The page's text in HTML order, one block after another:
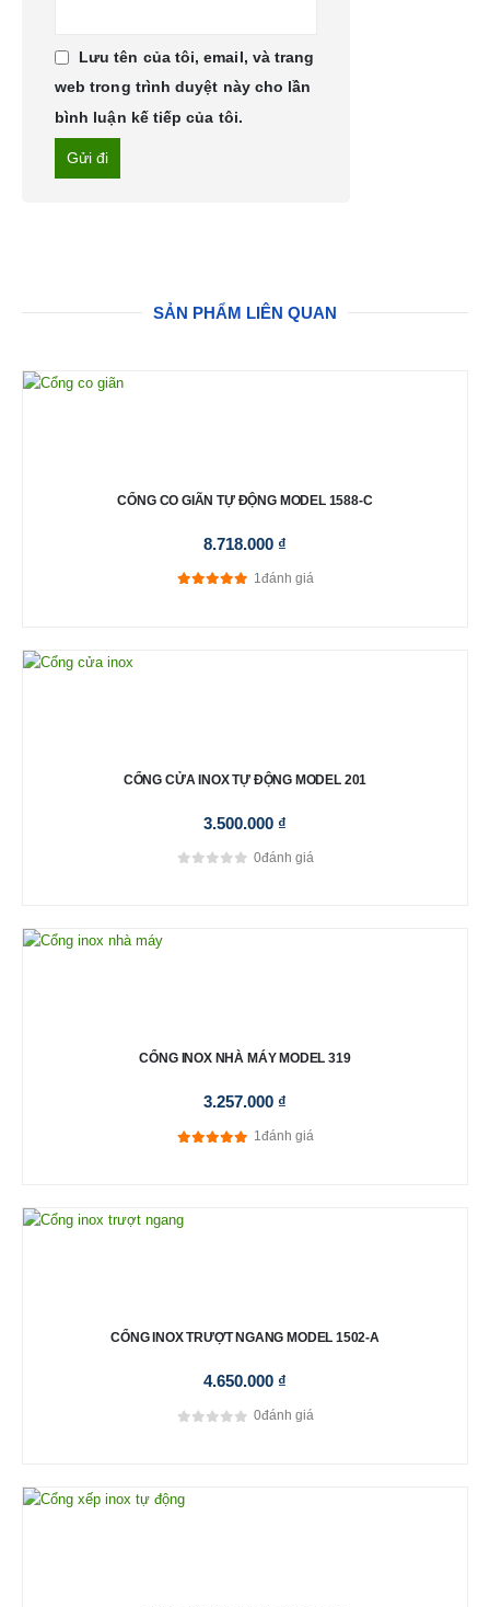
Lưu tên của tôi, email, và trang
web trong trình duyệt này cho lần
bình luận kế tiếp của tôi.
SẢN PHẨM LIÊN QUAN
CỔNG CO GIÃN TỰ ĐỘNG MODEL 1588-C
8.718.000 ₫
1đánh giá
CỔNG CỬA INOX TỰ ĐỘNG MODEL 201
3.500.000 ₫
0đánh giá
CỔNG INOX NHÀ MÁY MODEL 319
3.257.000 ₫
1đánh giá
CỔNG INOX TRƯỢT NGANG MODEL 1502-A
4.650.000 ₫
0đánh giá